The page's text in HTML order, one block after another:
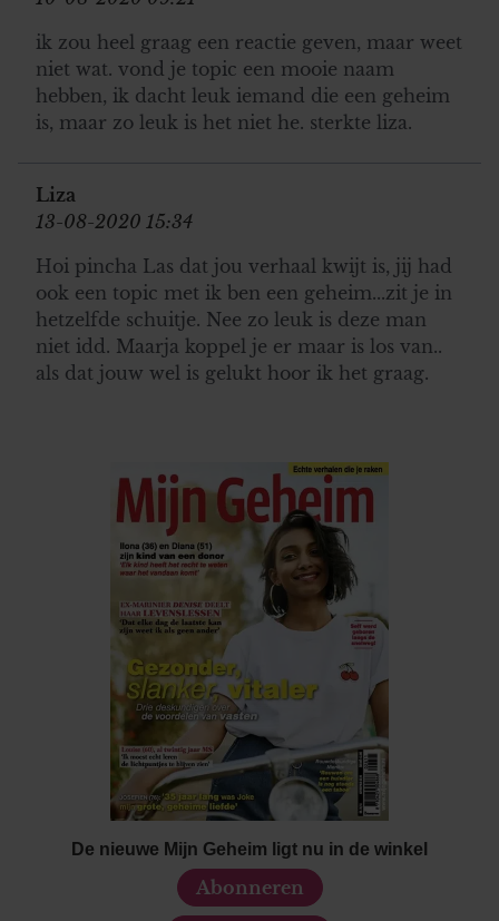
ik zou heel graag een reactie geven, maar weet
niet wat. vond je topic een mooie naam
hebben, ik dacht leuk iemand die een geheim
is, maar zo leuk is het niet he. sterkte liza.
Liza
13-08-2020 15:34
Hoi pincha Las dat jou verhaal kwijt is, jij had
ook een topic met ik ben een geheim...zit je in
hetzelfde schuitje. Nee zo leuk is deze man
niet idd. Maarja koppel je er maar is los van..
als dat jouw wel is gelukt hoor ik het graag.
De nieuwe Mijn Geheim ligt nu in de winkel
Abonneren